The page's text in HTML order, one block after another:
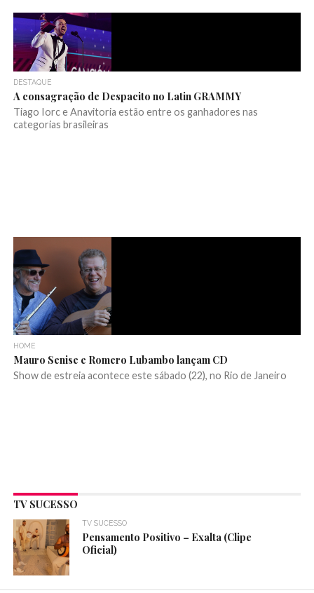
DESTAQUE
A consagração de Despacito no Latin GRAMMY
Tiago Iorc e Anavitoria estão entre os ganhadores nas
categorias brasileiras
HOME
Mauro Senise e Romero Lubambo lançam CD
Show de estreia acontece este sábado (22), no Rio de Janeiro
TV SUCESSO
TV SUCESSO
Pensamento Positivo – Exalta (Clipe
Oficial)